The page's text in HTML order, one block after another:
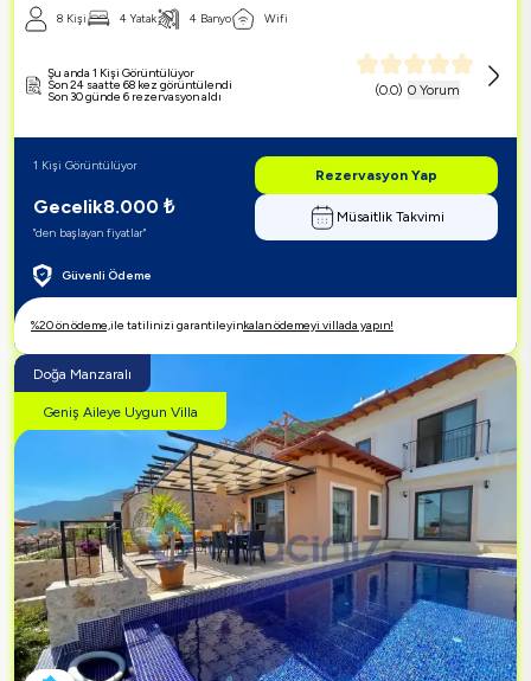
8 Kişi 4 Yatak 4 Banyo Wifi
(0.0) 0 Yorum
Şu anda 1 Kişi Görüntülüyor
Son 24 saatte 68 kez görüntülendi
Son 30 günde 6 rezervasyon aldı
Güvenli Ödeme
Gecelik8.000 ₺
"den başlayan fiyatlar"
1 Kişi Görüntülüyor
Rezervasyon Yap
Müsaitlik Takvimi
%20 ön ödeme,ile tatilinizi garantileyinkalan ödemeyi villada yapın!
Doğa Manzaralı
Geniş Aileye Uygun Villa